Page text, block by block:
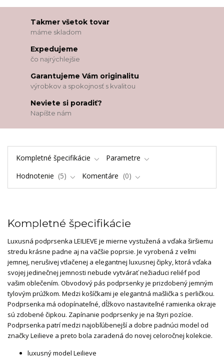
Takmer všetok tovar
máme skladom
Expedujeme
čo najrýchlejšie
Garantujeme Vám originalitu
výrobkov a spokojnosť s kvalitou
Neviete si poradiť?
Napíšte nám
Kompletné špecifikácie
Parametre
Hodnotenie
5 Komentáre 0
Kompletné špecifikácie
Luxusná podprsenka LEILIEVE je mierne vystužená a vďaka širšiemu
stredu krásne padne aj na väčšie poprsie. Je vyrobená z veľmi
jemnej, nerušivej vtlačenej a elegantnej luxusnej čipky, ktorá vďaka
svojej jedinečnej jemnosti nebude vytvárať nežiaduci reliéf pod
vašim oblečením. Obvodový pás podprsenky je prizdobený jemným
tylovým prúžkom. Medzi košíčkami je elegantná mašlička s perličkou.
Podprsenka má odopínateľné, dĺžkovo nastaviteľné ramienka okraje
sú zdobené čipkou. Zapínanie podprsenky je na štyri pozície.
Podprsenka patrí medzi najobľúbenejší a dobre padnúci model od
značky Leilieve a preto bola zaradená do novej celoročnej kolekcie.
luxusný model Leilieve